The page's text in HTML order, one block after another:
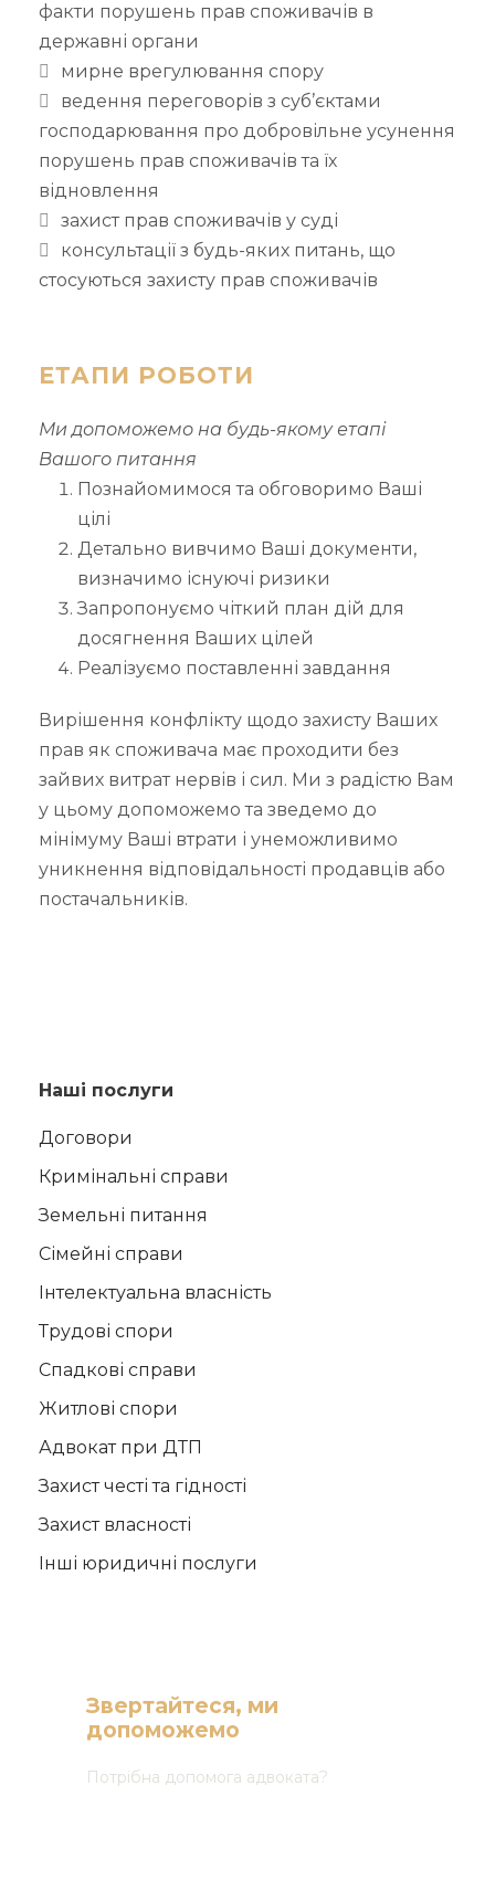
факти порушень прав споживачів в
державні органи
мирне врегулювання спору
ведення переговорів з суб’єктами
господарювання про добровільне усунення
порушень прав споживачів та їх
відновлення
захист прав споживачів у суді
консультації з будь-яких питань, що
стосуються захисту прав споживачів
ЕТАПИ РОБОТИ
Ми допоможемо на будь-якому етапі
Вашого питання
Познайомимося та обговоримо Ваші
цілі
Детально вивчимо Ваші документи,
визначимо існуючі ризики
Запропонуємо чіткий план дій для
досягнення Ваших цілей
Реалізуємо поставленні завдання
Вирішення конфлікту щодо захисту Ваших
прав як споживача має проходити без
зайвих витрат нервів і сил. Ми з радістю Вам
у цьому допоможемо та зведемо до
мінімуму Ваші втрати і унеможливимо
уникнення відповідальності продавців або
постачальників.
Наші послуги
Договори
Кримінальні справи
Земельні питання
Сімейні справи
Інтелектуальна власність
Трудові спори
Спадкові справи
Житлові спори
Адвокат при ДТП
Захист честі та гідності
Захист власності
Інші юридичні послуги
Звертайтеся, ми
допоможемо
Потрібна допомога адвоката?